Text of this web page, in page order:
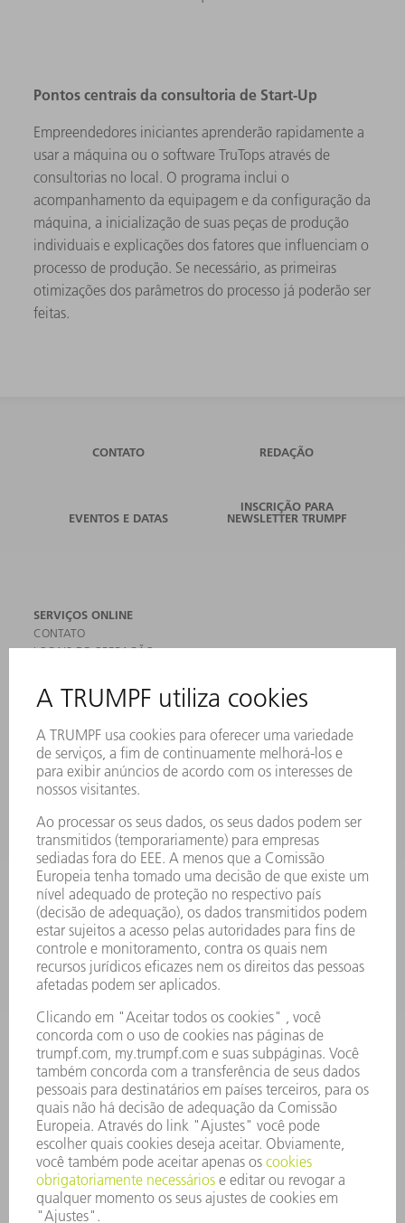
Pontos centrais da consultoria de Start-Up
Empreendedores iniciantes aprenderão rapidamente a
usar a máquina ou o software TruTops através de
consultorias no local. O programa inclui o
acompanhamento da equipagem e da configuração da
máquina, a inicialização de suas peças de produção
individuais e explicações dos fatores que influenciam o
processo de produção. Se necessário, as primeiras
otimizações dos parâmetros do processo já poderão ser
feitas.
CONTATO REDAÇÃO
EVENTOS E DATAS
INSCRIÇÃO PARA
NEWSLETTER TRUMPF
SERVIÇOS ONLINE
CONTATO
LOCAIS DE OPERAÇÃO
ASSINATURA DA NEWSLETTER
FICHAS DE DADOS DE SEGURANÇA
MÁQUINAS & SISTEMAS
LASER
ELETRÔNICA DE POTÊNCIA
FERRAMENTAS ELÉTRICAS
SMART FACTORY
SOFTWARE
SERVIÇOS
APLICAÇÕES
SETORES
EMPRESA
CARREIRA
OFERTAS DE EMPREGO
PERFIL DA EMPRESA
CONSELHO DE ADMINISTRAÇÃO
RELATÓRIO FINANCEIRO ANUAL
PRINCÍPIOS EMPRESARIAIS
COMPLIANCE
SISTEMA DE DENÚNCIAS
SEGURANÇA
COMUNICADOS À IMPRENSA
REVISTAS
SUSTENTABILIDADE
MEIO AMBIENTE E CLIMA
SOCIAL E CORPORATIVO
ADMINISTRAÇÃO EMPRESARIAL